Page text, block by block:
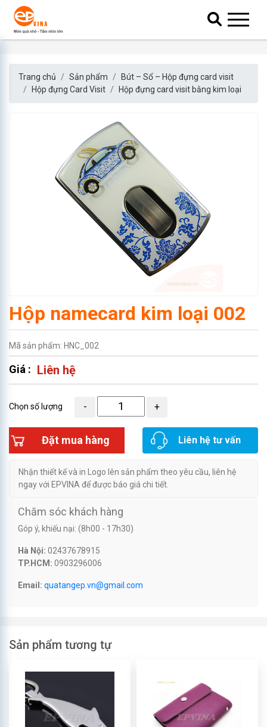
Trang chủ Sản phẩm
Bút – Sổ – Hộp đựng card visit
Hộp đựng Card Visit
Hộp đựng card visit bằng kim loại
Hộp namecard kim loại 002
Mã sản phẩm: HNC_002
Giá : Liên hệ
Chọn số lượng
Đặt mua hàng Liên hệ tư vấn
Nhận thiết kế và in Logo lên sản phẩm theo yêu cầu, liên hệ
ngay với EPVINA để được báo giá chi tiết.
Chăm sóc khách hàng
Góp ý, khiếu nại: (8h00 - 17h30)
Hà Nội: 02437678915
TP.HCM: 0903296006
Email: quatangep.vn@gmail.com
Sản phẩm tương tự